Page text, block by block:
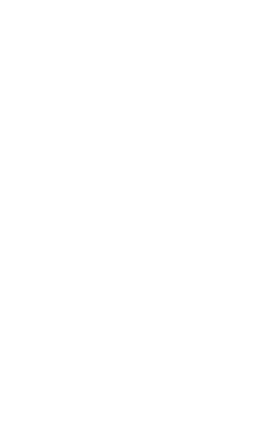
(za poplatok), trezor (za poplatok), balkón
ležadlá a slnečníky za poplatok.
(10.00-23.00)